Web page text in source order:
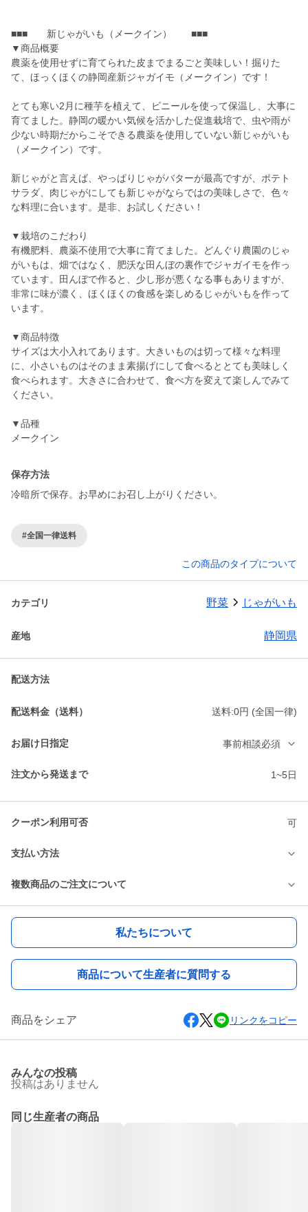
■■■ 新じゃがいも（メークイン） ■■■
▼商品概要
農薬を使用せずに育てられた皮までまるごと美味しい！掘りた
て、ほっくほくの静岡産新ジャガイモ（メークイン）です！
とても寒い2月に種芋を植えて、ビニールを使って保温し、大事に
育てました。静岡の暖かい気候を活かした促進栽培で、虫や雨が
少ない時期だからこそできる農薬を使用していない新じゃがいも
（メークイン）です。
新じゃがと言えば、やっぱりじゃがバターが最高ですが、ポテト
サラダ、肉じゃがにしても新じゃがならではの美味しさで、色々
な料理に合います。是非、お試しください！
▼栽培のこだわり
有機肥料、農薬不使用で大事に育てました。どんぐり農園のじゃ
がいもは、畑ではなく、肥沃な田んぼの裏作でジャガイモを作っ
ています。田んぼで作ると、少し形が悪くなる事もありますが、
非常に味が濃く、ほくほくの食感を楽しめるじゃがいもを作って
います。
▼商品特徴
サイズは大小入れてあります。大きいものは切って様々な料理
に、小さいものはそのまま素揚げにして食べるととても美味しく
食べられます。大きさに合わせて、食べ方を変えて楽しんでみて
ください。
▼品種
保存方法
冷暗所で保存。お早めにお召し上がりください。
#全国一律送料
この商品のタイプについて
カテゴリ 野菜 じゃがいも
産地 静岡県
配送方法
配送料金（送料） 送料:0円 (全国一律)
お届け日指定 事前相談必須
注文から発送まで 1~5日
クーポン利用可否 可
支払い方法
複数商品のご注文について
私たちについて
商品について生産者に質問する
商品をシェア リンクをコピー
みんなの投稿
投稿はありません
同じ生産者の商品